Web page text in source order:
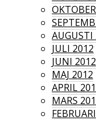
AUGUSTI
JULI 2012
JUNI 2012
MAJ 2012
APRIL
MARS